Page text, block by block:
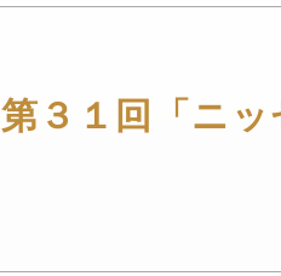
第３１回 「ニ